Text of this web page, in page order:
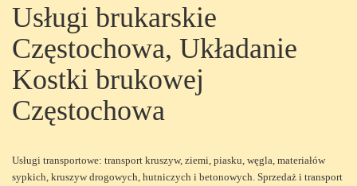
Usługi brukarskie
Częstochowa, Układanie
Kostki brukowej
Częstochowa
Usługi transportowe: transport kruszyw, ziemi, piasku, węgla, materiałów
sypkich, kruszyw drogowych, hutniczych i betonowych. Sprzedaż i transport